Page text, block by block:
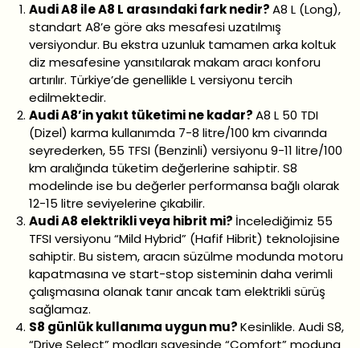
Audi A8 ile A8 L arasındaki fark nedir?A8 L (Long),
standart A8’e göre aks mesafesi uzatılmış
versiyondur. Bu ekstra uzunluk tamamen arka koltuk
diz mesafesine yansıtılarak makam aracı konforu
artırılır. Türkiye’de genellikle L versiyonu tercih
edilmektedir.
Audi A8’in yakıt tüketimi ne kadar?A8 L 50 TDI
(Dizel) karma kullanımda 7-8 litre/100 km civarında
seyrederken, 55 TFSI (Benzinli) versiyonu 9-11 litre/100
km aralığında tüketim değerlerine sahiptir. S8
modelinde ise bu değerler performansa bağlı olarak
12-15 litre seviyelerine çıkabilir.
Audi A8 elektrikli veya hibrit mi? İncelediğimiz 55
TFSI versiyonu “Mild Hybrid” (Hafif Hibrit) teknolojisine
sahiptir. Bu sistem, aracın süzülme modunda motoru
kapatmasına ve start-stop sisteminin daha verimli
çalışmasına olanak tanır ancak tam elektrikli sürüş
sağlamaz.
S8 günlük kullanıma uygun mu?Kesinlikle. Audi S8,